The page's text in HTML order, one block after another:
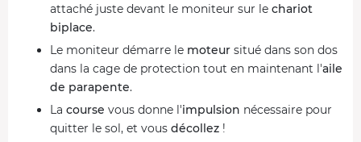
attaché juste devant le moniteur sur le chariot
biplace.
Le moniteur démarre le moteur situé dans son dos
dans la cage de protection tout en maintenant l'aile
de parapente.
La course vous donne l'impulsion nécessaire pour
quitter le sol, et vous décollez !